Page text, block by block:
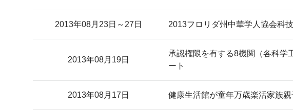
2013年08月23日～27日 2013フロリダ州中華学人協会科
2013年08月19日
承認権限を有する8機関（各科学
ート
2013年08月17日 健康生活館が童年万歳楽活家族